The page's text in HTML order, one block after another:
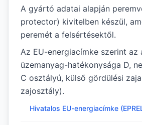
A gyártó adatai alapján
protector) kivitelben készül,
peremét a felsértésektől.
Az EU-energiacímke szerint az
üzemanyag-hatékonysága D,
C osztályú, külső gördülési
zajosztály).
Hivatalos EU-energiacímke